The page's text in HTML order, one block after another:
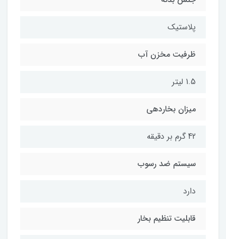
پلاستیک
ظرفیت مخزن آب
1.5 لیتر
میزان بخاردهی
42 گرم بر دقیقه
سیستم ضد رسوب
دارد
قابلیت تنظیم بخار